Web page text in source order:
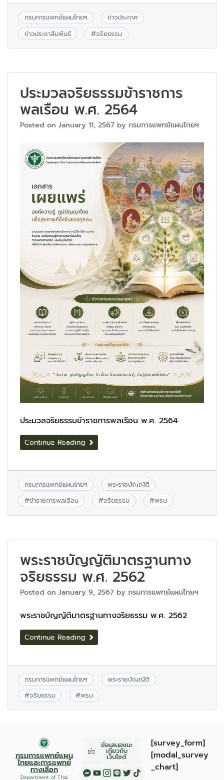
กรมการแพทย์แผนไทยฯ
ข่าวประกาศ
ข่าวประชาสัมพันธ์
#จริยธรรม
ประมวลจริยธรรมข้าราชการ
พลเรือน พ.ศ. 2564
Posted on January 11, 2567 by กรมการแพทย์แผนไทยฯ
ประมวลจริยธรรมข้าราชการพลเรือน พ.ศ. 2564
Continue Reading
กรมการแพทย์แผนไทยฯ
พระราชบัญญัติ
#ข้าราชการพลเรือน #จริยธรรม #พรบ
พระราชบัญญัติมาตรฐานทาง
จริยธรรม พ.ศ. 2562
Posted on January 9, 2567 by กรมการแพทย์แผนไทยฯ
พระราชบัญญัติมาตรฐานทางจริยธรรม พ.ศ. 2562
Continue Reading
กรมการแพทย์แผนไทยฯ
พระราชบัญญัติ
#จริยธรรม #พรบ
กรมการแพทย์แผน
ไทยและการแพทย์
ทางเลือก
Department of Thai
ข้อเสนอแนะ
เกี่ยวกับ
เว็บไซต์
[survey_form]
[modal_survey
_chart]